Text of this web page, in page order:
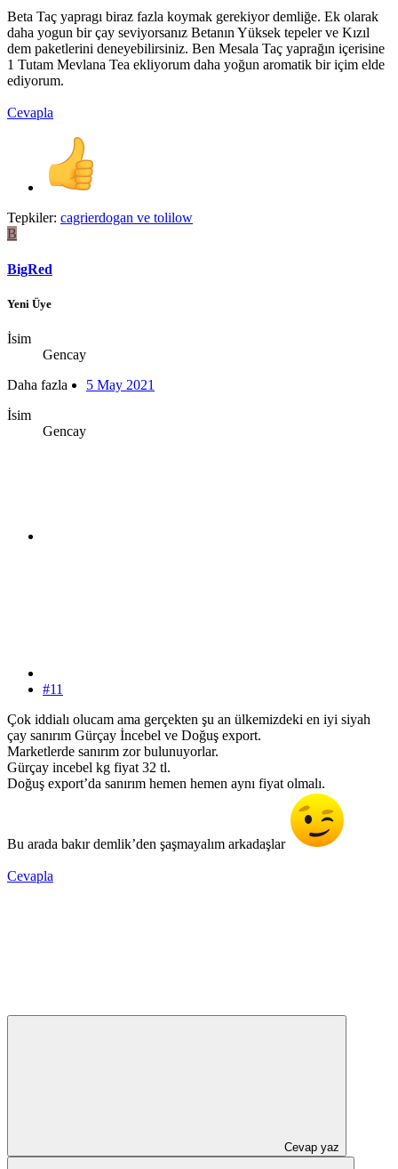
Beta Taç yapragı biraz fazla koymak gerekiyor demliğe. Ek olarak
daha yogun bir çay seviyorsanız Betanın Yüksek tepeler ve Kızıl
dem paketlerini deneyebilirsiniz. Ben Mesala Taç yaprağın içerisine
1 Tutam Mevlana Tea ekliyorum daha yoğun aromatik bir içim elde
ediyorum.
Cevapla
Tepkiler: cagrierdogan ve tolilow
B
BigRed
Yeni Üye
İsim
Gencay
Daha fazla
İsim
Gencay
5 May 2021
#11
Çok iddialı olucam ama gerçekten şu an ülkemizdeki en iyi siyah
çay sanırım Gürçay İncebel ve Doğuş export.
Marketlerde sanırım zor bulunuyorlar.
Gürçay incebel kg fiyat 32 tl.
Doğuş export’da sanırım hemen hemen aynı fiyat olmalı.
Bu arada bakır demlik’den şaşmayalım arkadaşlar
Cevapla
Cevap yaz